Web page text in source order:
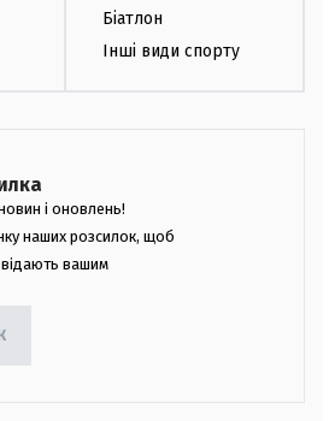
Біатлон
Інші види спорту
і оновлень!
наших розсилок, щоб
вашим